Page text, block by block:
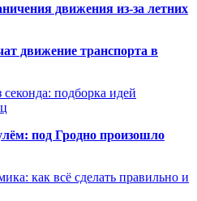
движения из-за летних
движение транспорта в
подборка идей
под Гродно произошло
как всё сделать правильно и